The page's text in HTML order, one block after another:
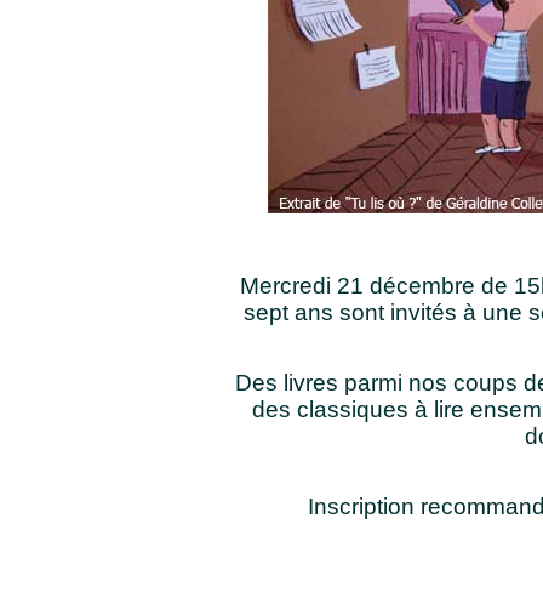
Mercredi 21 décembre de
sept ans sont invités à une
Des livres parmi nos coups
des classiques à lire
Inscription